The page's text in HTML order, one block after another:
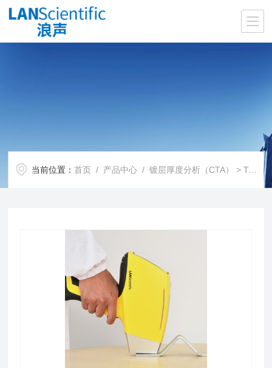
当前位置：首页 / 产品中心 /镀层厚度分析（CTA） >TrueX COAT镀层分析仪